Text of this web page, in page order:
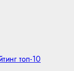
топ-10